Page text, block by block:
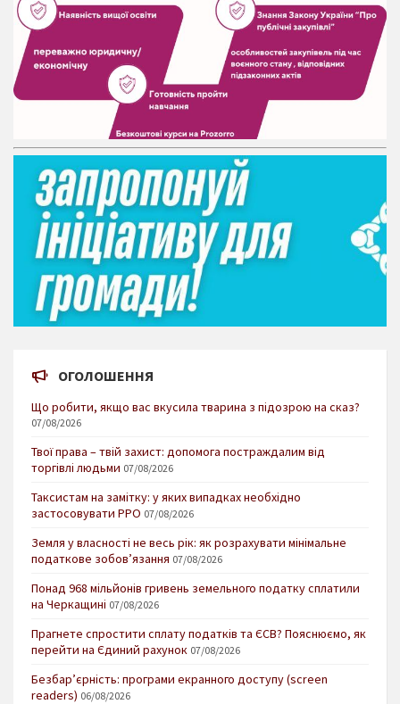
ОГОЛОШЕННЯ
Що робити, якщо вас вкусила тварина з підозрою на сказ?
07/08/2026
Твої права – твій захист: допомога постраждалим від
торгівлі людьми 07/08/2026
Таксистам на замітку: у яких випадках необхідно
застосовувати РРО 07/08/2026
Земля у власності не весь рік: як розрахувати мінімальне
податкове зобов’язання 07/08/2026
Понад 968 мільйонів гривень земельного податку сплатили
на Черкащині 07/08/2026
Прагнете спростити сплату податків та ЄСВ? Пояснюємо, як
перейти на Єдиний рахунок 07/08/2026
Безбар’єрність: програми екранного доступу (screen
readers) 06/08/2026